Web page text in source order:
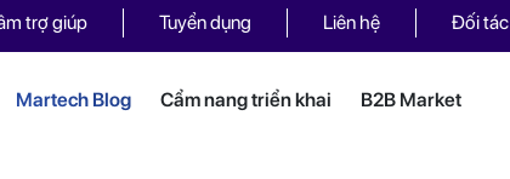
trợ giúp Tuyển dụng Liên hệ Đối tác
Martech Blog Cẩm nang triển khai B2B Market